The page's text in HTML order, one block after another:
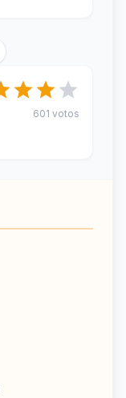
601 votos